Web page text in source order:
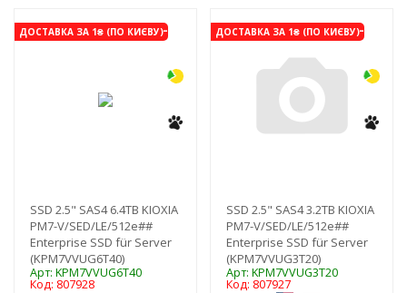
ДОСТАВКА ЗА 1₴ (ПО КИЄВУ)-3%
SSD 2.5" SAS4 6.4TB KIOXIA
PM7-V/SED/LE/512e##
Enterprise SSD für Server
(KPM7VVUG6T40)
Арт: KPM7VVUG6T40
Код: 807928
ДОСТАВКА ЗА 1₴ (ПО КИЄВУ)-3%
SSD 2.5" SAS4 3.2TB KIOXIA
PM7-V/SED/LE/512e##
Enterprise SSD für Server
(KPM7VVUG3T20)
Арт: KPM7VVUG3T20
Код: 807927